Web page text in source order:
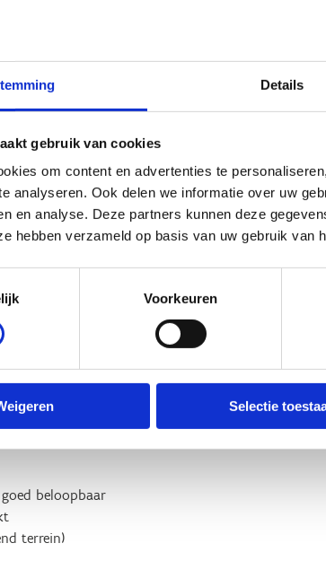
Details
gebruik van cookies
om content en advertenties te
analyseren. Ook delen we informatie over uw
en analyse. Deze partners kunnen deze
hebben verzameld op basis van uw gebruik van
Voorkeuren
Selectie
Vijvers 1 9620 Zottegem, maar
Dit natuurrijke domein is een prachtig
een cascade en een fontein omvat. Het
(waaronder gewone vleugelnoot,
Japanse cipres en veel meer). Er is ook
Het kasteel zelf, gebouwd in 1904 in
genieten van een verfrissend drankje in
aan afstanden:
beloopbaar
terrein)